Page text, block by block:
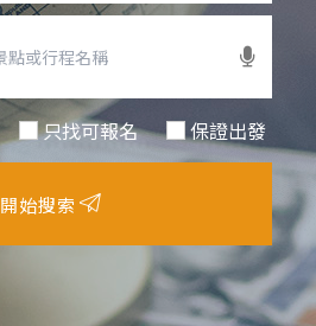
只找可報名 保證出發
開始搜索